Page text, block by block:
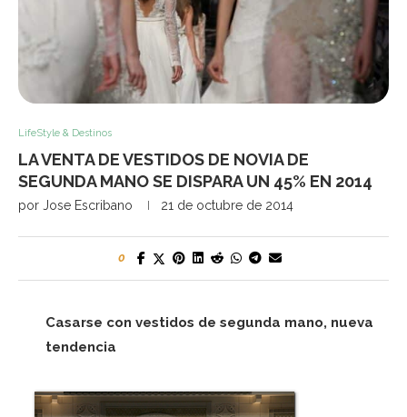
LifeStyle & Destinos
LA VENTA DE VESTIDOS DE NOVIA DE
SEGUNDA MANO SE DISPARA UN 45% EN 2014
por Jose Escribano 21 de octubre de 2014
0
Casarse con vestidos de segunda mano, nueva
tendencia